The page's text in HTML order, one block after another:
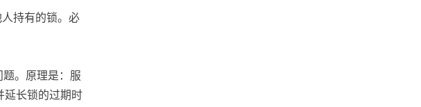
持有的锁。必
题。原理是：服
延长锁的过期时